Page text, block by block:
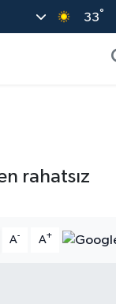
33°
rahatsız
A- A+